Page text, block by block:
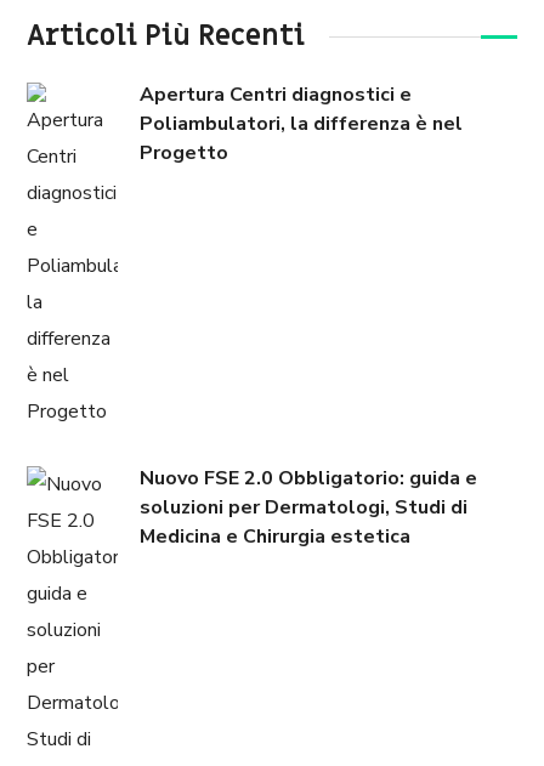
Articoli Più Recenti
Apertura Centri diagnostici e
Poliambulatori, la differenza è nel
Progetto
Nuovo FSE 2.0 Obbligatorio: guida e
soluzioni per Dermatologi, Studi di
Medicina e Chirurgia estetica